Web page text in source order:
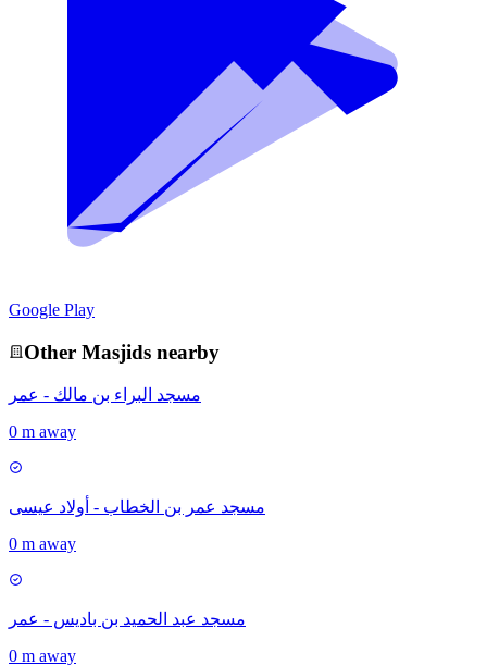
Google Play
Other Masjids nearby
مسجد البراء بن مالك - عمر
0 m away
مسجد عمر بن الخطاب - أولاد عيسى
0 m away
مسجد عبد الحميد بن باديس - عمر
0 m away